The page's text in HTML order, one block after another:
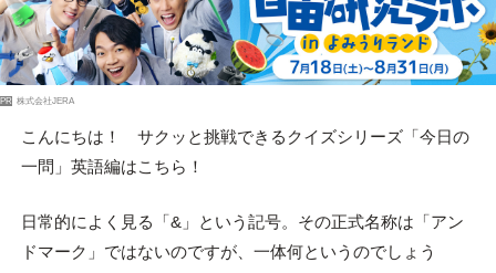
PR 株式会社JERA
こんにちは！ サクッと挑戦できるクイズシリーズ「今日の
一問」英語編はこちら！
日常的によく見る「&」という記号。その正式名称は「アン
ドマーク」ではないのですが、一体何というのでしょう